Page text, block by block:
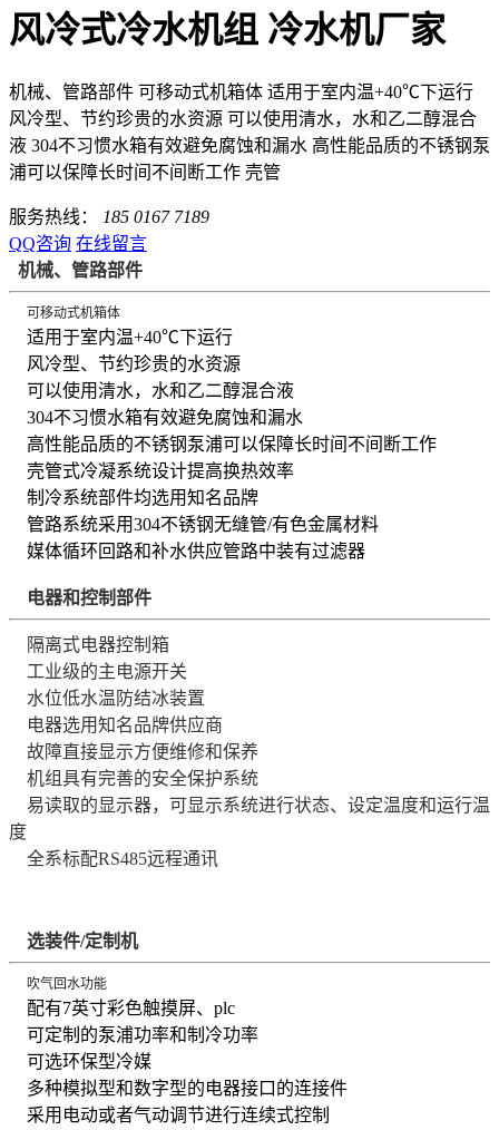
风冷式冷水机组 冷水机厂家
机械、管路部件 可移动式机箱体 适用于室内温+40℃下运行
风冷型、节约珍贵的水资源 可以使用清水，水和乙二醇混合
液 304不习惯水箱有效避免腐蚀和漏水 高性能品质的不锈钢泵
浦可以保障长时间不间断工作 壳管
服务热线：
185 0167 7189
QQ咨询 在线留言
机械、管路部件
可移动式机箱体
适用于室内温+40℃下运行
风冷型、节约珍贵的水资源
可以使用清水，水和乙二醇混合液
304不习惯水箱有效避免腐蚀和漏水
高性能品质的不锈钢泵浦可以保障长时间不间断工作
壳管式冷凝系统设计提高换热效率
制冷系统部件均选用知名品牌
管路系统采用304不锈钢无缝管/有色金属材料
媒体循环回路和补水供应管路中装有过滤器
电器和控制部件
隔离式电器控制箱
工业级的主电源开关
水位低水温防结冰装置
电器选用知名品牌供应商
故障直接显示方便维修和保养
机组具有完善的安全保护系统
易读取的显示器，可显示系统进行状态、设定温度和运行温
度
全系标配RS485远程通讯
选装件/定制机
吹气回水功能
配有7英寸彩色触摸屏、plc
可定制的泵浦功率和制冷功率
可选环保型冷媒
多种模拟型和数字型的电器接口的连接件
采用电动或者气动调节进行连续式控制